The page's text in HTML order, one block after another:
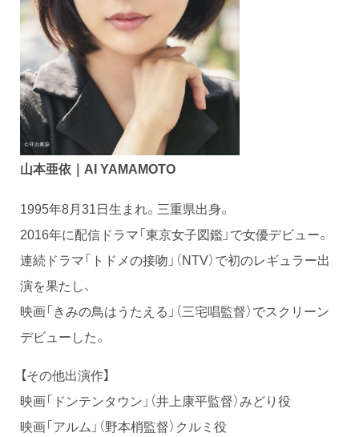
山本亜依｜AI YAMAMOTO
1995年8月31日生まれ。三重県出身。
2016年に配信ドラマ「東京女子図鑑」で女優デビュー。
連続ドラマ「トドメの接吻」（NTV）で初のレギュラー出
演を果たし、
映画「きみの鳥はうたえる」（三宅唱監督）でスクリーン
デビューした。
【その他出演作】
映画「ドンテンタウン」（井上康平監督）みどり役
映画「アルム」（野本梢監督）クルミ役